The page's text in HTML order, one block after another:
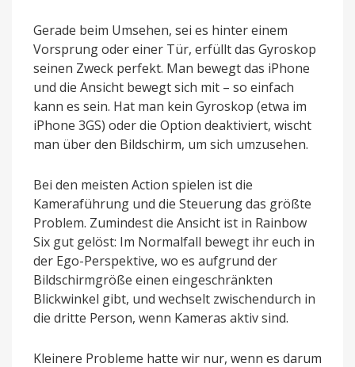
Gerade beim Umsehen, sei es hinter einem
Vorsprung oder einer Tür, erfüllt das Gyroskop
seinen Zweck perfekt. Man bewegt das iPhone
und die Ansicht bewegt sich mit – so einfach
kann es sein. Hat man kein Gyroskop (etwa im
iPhone 3GS) oder die Option deaktiviert, wischt
man über den Bildschirm, um sich umzusehen.
Bei den meisten Action spielen ist die
Kameraführung und die Steuerung das größte
Problem. Zumindest die Ansicht ist in Rainbow
Six gut gelöst: Im Normalfall bewegt ihr euch in
der Ego-Perspektive, wo es aufgrund der
Bildschirmgröße einen eingeschränkten
Blickwinkel gibt, und wechselt zwischendurch in
die dritte Person, wenn Kameras aktiv sind.
Kleinere Probleme hatte wir nur, wenn es darum